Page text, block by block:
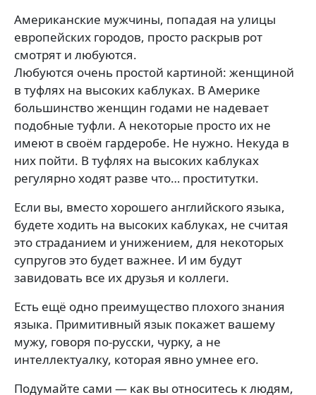
Американские мужчины, попадая на улицы
европейских городов, просто раскрыв рот
смотрят и любуются.
Любуются очень простой картиной: женщиной
в туфлях на высоких каблуках. В Америке
большинство женщин годами не надевает
подобные туфли. А некоторые просто их не
имеют в своём гардеробе. Не нужно. Некуда в
них пойти. В туфлях на высоких каблуках
регулярно ходят разве что… проститутки.
Если вы, вместо хорошего английского языка,
будете ходить на высоких каблуках, не считая
это страданием и унижением, для некоторых
супругов это будет важнее. И им будут
завидовать все их друзья и коллеги.
Есть ещё одно преимущество плохого знания
языка. Примитивный язык покажет вашему
мужу, говоря по-русски, чурку, а не
интеллектуалку, которая явно умнее его.
Подумайте сами — как вы относитесь к людям,